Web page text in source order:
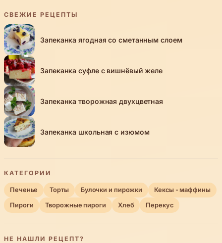
СВЕЖИЕ РЕЦЕПТЫ
Запеканка ягодная со сметанным слоем
Запеканка суфле с вишнёвый желе
Запеканка творожная двухцветная
Запеканка школьная с изюмом
КАТЕГОРИИ
Печенье Торты Булочки и пирожки Кексы - маффины
Пироги Творожные пироги Хлеб Перекус
НЕ НАШЛИ РЕЦЕПТ?